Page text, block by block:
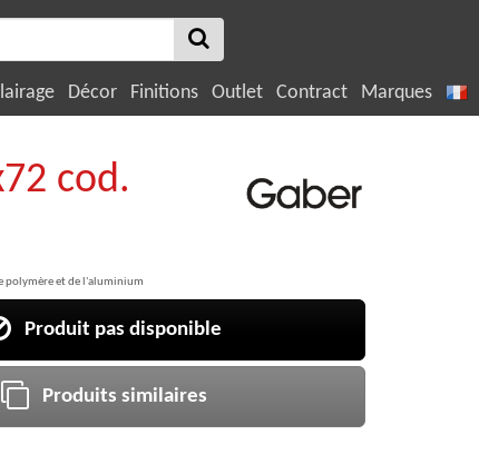
Décor Finitions Outlet Contract Marques
cod.
polymère et de l'aluminium
Produit pas disponible
Produits similaires